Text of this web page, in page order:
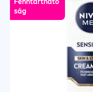
Fenntartható
ság